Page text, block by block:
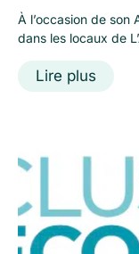
À l’occasion de son
dans les locaux de
Lire plus